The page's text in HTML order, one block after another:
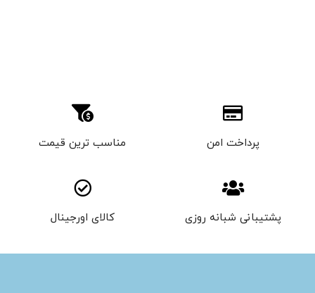
پرداخت امن مناسب ترین قیمت
پشتیبانی شبانه روزی کالای اورجینال